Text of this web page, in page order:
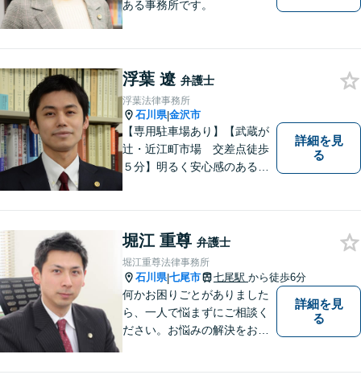
ある事務所です。
浮葉 遼 弁護士
浮葉法律事務所
石川県|金沢市
【専用駐車場あり】【武蔵が
辻・近江町市場 交差点徒歩
５分】明るく安心感のある事
詳細を見
る
堀江 重尊 弁護士
堀江重尊法律事務所
石川県|七尾市 七尾駅 から徒歩6分
何かお困りごとがありました
ら、一人で悩まずにご相談く
ださい。お悩みの解決をお手
詳細を見
る